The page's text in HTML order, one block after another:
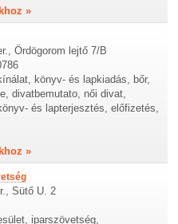
»
Ördögorom lejtő 7/B
könyv- és lapkiadás, bőr,
divatbemutato, női divat,
és lapterjesztés, előfizetés,
»
Sütő U. 2
iparszövetség,